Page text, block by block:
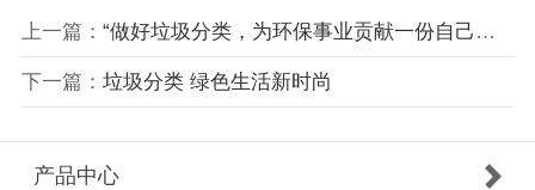
上一篇： “做好垃圾分类，为环保事业贡献一份自己的力量”，垃圾分类人人有责。
下一篇： 垃圾分类 绿色生活新时尚
产品中心